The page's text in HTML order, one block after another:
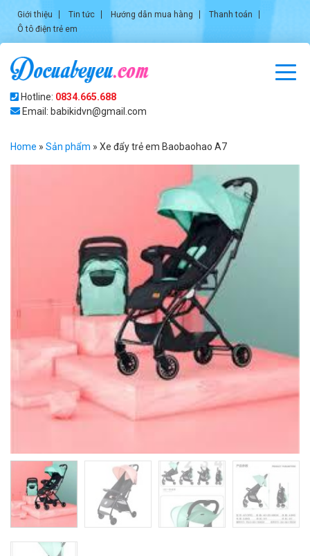
Giới thiệu Tin tức Hướng dẫn mua hàng
Thanh toán
Ô tô điện trẻ em
Hotline: 0834.665.688
Email: babikidvn@gmail.com
Home » Sản phẩm » Xe đẩy trẻ em Baobaohao A7